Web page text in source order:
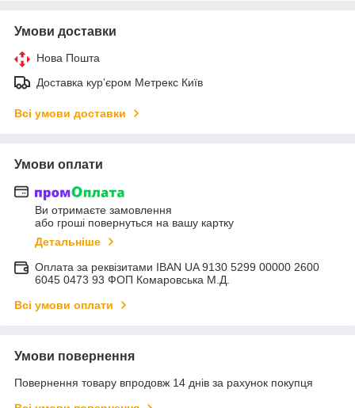
Умови доставки
Нова Пошта
Доставка курʼєром Метрекс Київ
Всі умови доставки
Умови оплати
Ви отримаєте замовлення
або гроші повернуться на вашу картку
Детальніше
Оплата за реквізитами IBAN UA 9130 5299 00000 2600
6045 0473 93 ФОП Комаровська М.Д.
Всі умови оплати
Умови повернення
Повернення товару впродовж 14 днів за рахунок покупця